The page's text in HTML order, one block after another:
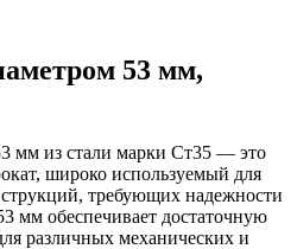
53 мм,
мм из стали марки Ст35 — это
широко используемый для
требующих надежности
мм обеспечивает достаточную
различных механических и